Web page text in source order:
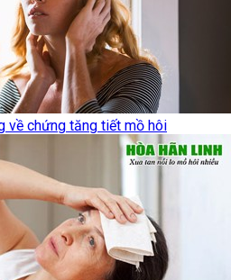
về chứng tăng tiết mồ hôi